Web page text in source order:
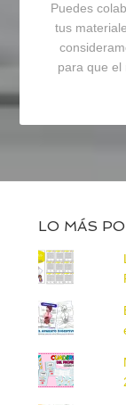
Puedes
tus
para que el
LO MÁS